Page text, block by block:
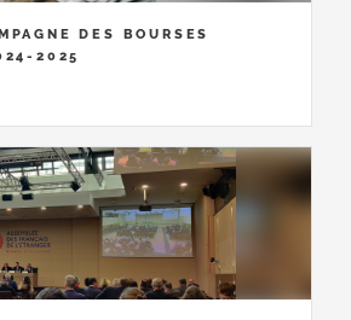
DES BOURSES
2025